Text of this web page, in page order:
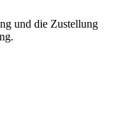
und die Zustellung